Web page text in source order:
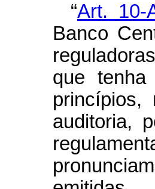
“Art. 10-
Banco
que
auditoria,